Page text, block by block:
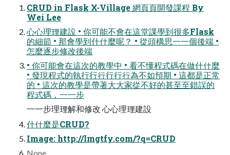
CRUD in Flask X-Village 網⾴頁開發課程 By
Wei Lee
⼼心理理建設 • 你可能不會在這堂課學到很多Flask
的細節 • 那會學到什什麼呢？ • 從頭構思⼀一個後端 •
怎麼逐步修改後端
• 你可能會在這次的教學中 • 看不懂程式碼在做什什麼
• 發現程式的執⾏行行⾏行行為不如預期 • 這都是正常
的 • 這次的教學是帶著⼤大家從不好的甚⾄至錯誤的
程式碼，⼀一步
⼀一步理理解和修改 ⼼心理理建設
什什麼是CRUD?
Image: http://lmgtfy.com/?q=CRUD
None